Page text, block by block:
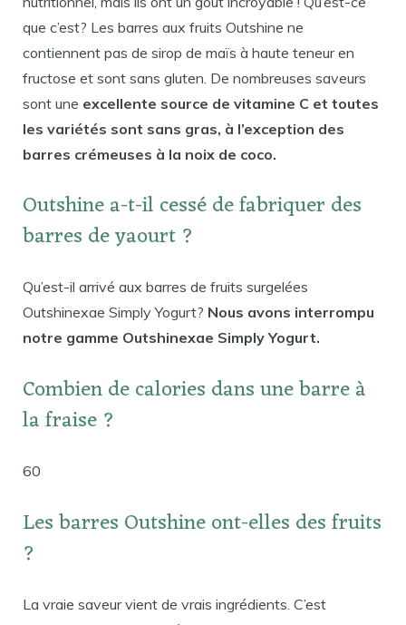
que c’est? Les barres aux fruits Outshine ne
contiennent pas de sirop de maïs à haute teneur en
fructose et sont sans gluten. De nombreuses saveurs
sont une excellente source de vitamine C et toutes
les variétés sont sans gras, à l’exception des
barres crémeuses à la noix de coco.
Outshine a-t-il cessé de fabriquer des
barres de yaourt ?
Qu’est-il arrivé aux barres de fruits surgelées
Outshinexae Simply Yogurt? Nous avons interrompu
notre gamme Outshinexae Simply Yogurt.
Combien de calories dans une barre à
la fraise ?
60
Les barres Outshine ont-elles des fruits
?
La vraie saveur vient de vrais ingrédients. C’est